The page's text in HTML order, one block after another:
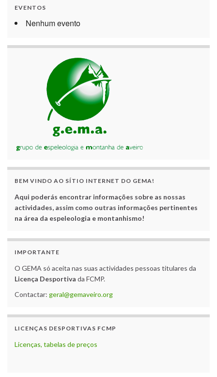
EVENTOS
Nenhum evento
BEM VINDO AO SÍTIO INTERNET DO GEMA!
Aqui poderás encontrar informações sobre as nossas
actividades, assim como outras informações pertinentes
na área da espeleologia e montanhismo!
IMPORTANTE
O GEMA só aceita nas suas actividades pessoas titulares da
Licença Desportiva da FCMP.
Contactar: geral@gemaveiro.org
LICENÇAS DESPORTIVAS FCMP
Licenças, tabelas de preços